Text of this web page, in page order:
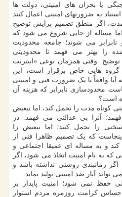
یا بحران های امنیتی، دولت ها
به ضرورتهای امنیتی اعمال کنند
اگر منطق تصمیم برایش توضیح
اما مساله از جایی شروع می شود که
می شوند؛ جامعه محدودیت
را بهتر می فهمد تا محدودیتی
وقتی همزمان نوعی «اینترنت
گروه هایی خاص برقرار است، این
واقعاً با یک ضرورت فنی و امنیتی
محدودسازی نابرابر که هزینه آن
است؟
کوتاه مدت را تحمل کند، اما تبعیض
آنرا بی عدالتی می فهمد. در
را تحمل کنند؛ اما تبعیض را
که یک تصمیم ظاهرا فنی از
و به مساله ای عمیقا اجتماعی و
به نام امنیت اتخاذ می شود، اگر
زمانبندی روشنی نداشته باشد و
آثار ضد امنیتی تولید نماید.
حفظ نمی شود؛ امنیت پایدار بر
احساس کرامت روزمره مردم استوار